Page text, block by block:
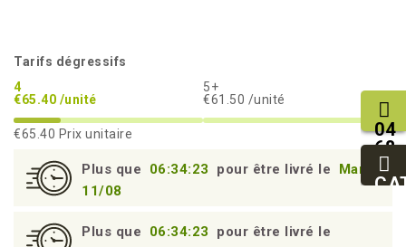
Tarifs dégressifs
4
€65.40 /unité
5+
€61.50 /unité
€65.40 Prix unitaire
Plus que 06:34:22 pour être livré le
Mardi
11/08
Plus que 06:34:22
pour être livré le
04
68
11
27